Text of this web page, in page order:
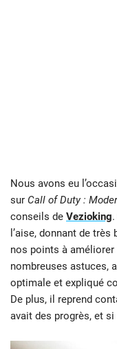
Nous avons eu
sur Call of Duty :
conseils de Vezioking
l’aise, donnant de
nos points à améliorer
nombreuses astuces,
optimale et expliqué
De plus, il reprend
avait des progrès, et